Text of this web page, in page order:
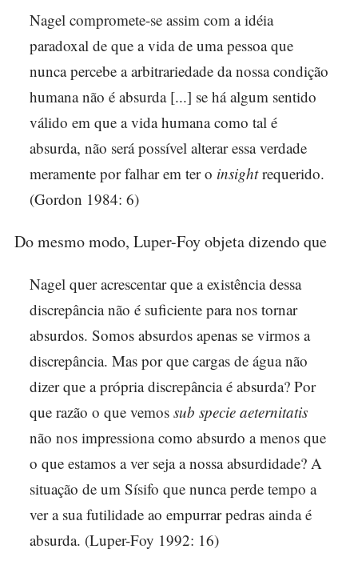
Nagel compromete-se assim com a idéia
paradoxal de que a vida de uma pessoa que
nunca percebe a arbitrariedade da nossa condição
humana não é absurda [...] se há algum sentido
válido em que a vida humana como tal é
absurda, não será possível alterar essa verdade
meramente por falhar em ter o insightrequerido.
(Gordon 1984: 6)
Do mesmo modo, Luper-Foy objeta dizendo que
Nagel quer acrescentar que a existência dessa
discrepância não é suficiente para nos tornar
absurdos. Somos absurdos apenas se virmos a
discrepância. Mas por que cargas de água não
dizer que a própria discrepância é absurda? Por
que razão o que vemos sub specie aeternitatis
não nos impressiona como absurdo a menos que
o que estamos a ver seja a nossa absurdidade? A
situação de um Sísifo que nunca perde tempo a
ver a sua futilidade ao empurrar pedras ainda é
absurda. (Luper-Foy 1992: 16)